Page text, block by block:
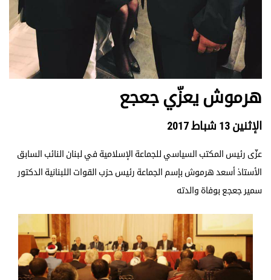
هرموش يعزّي جعجع
الإثنين 13 شباط 2017
عزّى رئيس المكتب السياسي للجماعة الإسلامية في لبنان النائب السابق
الأستاذ أسعد هرموش بإسم الجماعة رئيس حزب القوات اللبنانية الدكتور
سمير جعجع بوفاة والدته